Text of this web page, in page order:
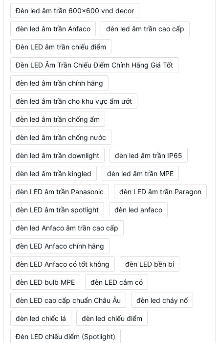
Đèn led âm trần 600x600 vnd decor
đèn led âm trần Anfaco đèn led âm trần cao cấp
Đèn LED âm trần chiếu điểm
Đèn LED Âm Trần Chiếu Điểm Chính Hãng Giá Tốt
đèn led âm trần chính hãng
đèn led âm trần cho khu vực ẩm ướt
đèn led âm trần chống ẩm
đèn led âm trần chống nước
đèn led âm trần downlight đèn led âm trần IP65
đèn led âm trần kingled đèn led âm trần MPE
đèn LED âm trần Panasonic đèn LED âm trần Paragon
đèn LED âm trần spotlight đèn led anfaco
đèn led Anfaco âm trần cao cấp
đèn LED Anfaco chính hãng
đèn LED Anfaco có tốt không đèn LED bền bỉ
đèn LED bulb MPE đèn LED cắm cỏ
đèn LED cao cấp chuẩn Châu Âu đèn led cháy nổ
đèn led chiếc lá đèn led chiếu điểm
Đèn LED chiếu điểm (Spotlight)